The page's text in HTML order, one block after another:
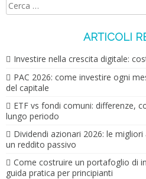
ARTICOLI
Investire nella crescita digitale:
PAC 2026: come investire ogni
del capitale
ETF vs fondi comuni: differenze,
lungo periodo
Dividendi azionari 2026: le
un reddito passivo
Come costruire un portafoglio di
guida pratica per principianti